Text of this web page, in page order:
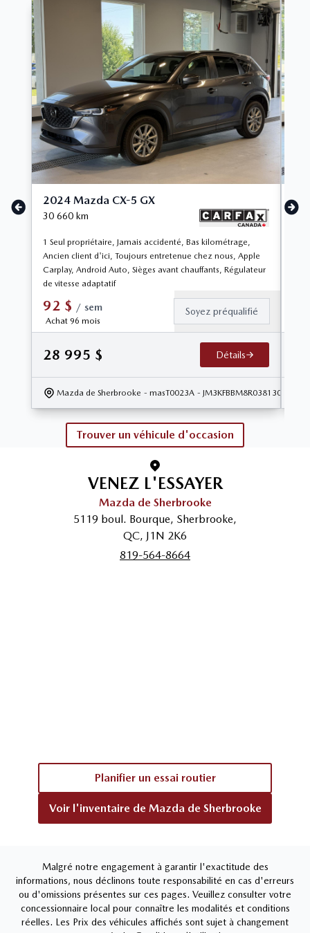
2024 Mazda CX-5 GX
30 660 km
1 Seul propriétaire, Jamais accidenté, Bas kilométrage,
Ancien client d'ici, Toujours entretenue chez nous, Apple
Carplay, Android Auto, Sièges avant chauffants, Régulateur
de vitesse adaptatif
92 $ / sem
Achat 96 mois
Soyez préqualifié
28 995 $ Détails
Mazda de Sherbrooke - masT0023A - JM3KFBBM8R0381300
80
Trouver un véhicule d'occasion
VENEZ L'ESSAYER
Mazda de Sherbrooke
5119 boul. Bourque, Sherbrooke,
QC, J1N 2K6
819-564-8664
Planifier un essai routier
Voir l'inventaire de Mazda de Sherbrooke
Malgré notre engagement à garantir l'exactitude des
informations, nous déclinons toute responsabilité en cas d'erreurs
ou d'omissions présentes sur ces pages. Veuillez consulter votre
concessionnaire local pour connaître les modalités et conditions
réelles. Les Prix des véhicules affichés sont sujet à changement